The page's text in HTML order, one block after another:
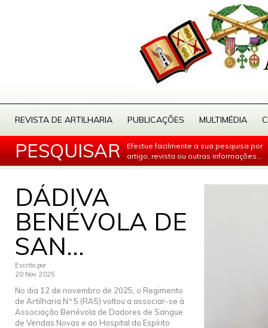
REVISTA DE ARTILHARIA PUBLICAÇÕES MULTIMÉDIA
PESQUISAR
Efectue facilmente a sua pesquisa por
artigo, revista ou outras informações...
DÁDIVA
BENÉVOLA DE
SAN...
Escrito por
20 Nov 2025
No dia 12 de novembro de 2025, o Regimento
de Artilharia N.º 5 (RA5) voltou a associar-se à
Associação Benévola de Dadores de Sangue
de Vendas Novas e ao Hospital do Espírito